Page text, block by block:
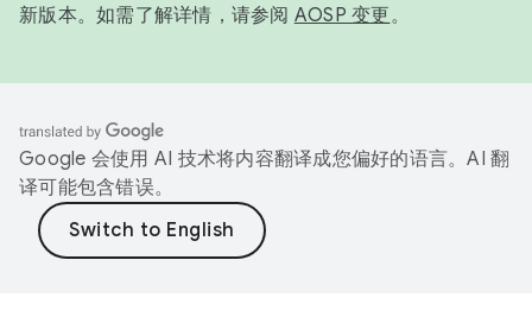
新版本。如需了解详情，请参阅 AOSP 变更。
Google 会使用 AI 技术将内容翻译成您偏好的语言。AI 翻
译可能包含错误。